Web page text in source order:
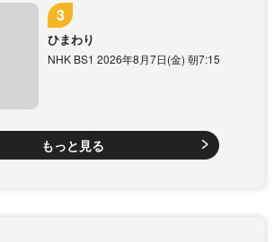
ひまわり
NHK BS1 2026年8月7日(金) 朝7:15
もっと見る